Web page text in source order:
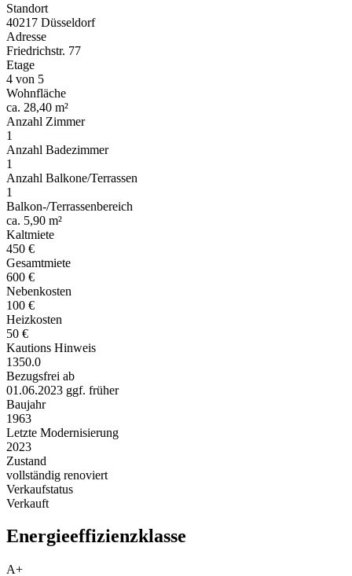
Standort
40217 Düsseldorf
Adresse
Friedrichstr. 77
Etage
4 von 5
Wohnfläche
ca. 28,40 m²
Anzahl Zimmer
1
Anzahl Badezimmer
1
Anzahl Balkone/Terrassen
1
Balkon-/Terrassenbereich
ca. 5,90 m²
Kaltmiete
450 €
Gesamtmiete
600 €
Nebenkosten
100 €
Heizkosten
50 €
Kautions Hinweis
1350.0
Bezugsfrei ab
01.06.2023 ggf. früher
Baujahr
1963
Letzte Modernisierung
2023
Zustand
vollständig renoviert
Verkaufstatus
Verkauft
Energieeffizienzklasse
A+